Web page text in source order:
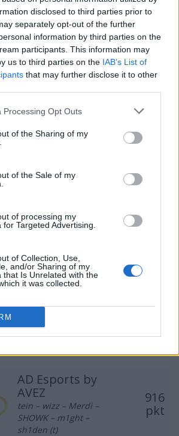
disclosed to third parties prior to
separately opt-out of the further
information by third parties on the
participants. This information may
us to third parties on the IAB’s List of
that may further disclose it to other
Processing Opt Outs
of the Sharing of my
of the Sale of my
of processing my
Targeted Advertising.
of Collection, Use,
and/or Sharing of my
that Is Unrelated with the
it was collected.
ponczek (t)
LODIS
oskarish – MTZ –
blacktear5 – AxEcHo –
mwlky
1284
pkt
Masi – tomuss – chaoss
– fokusss – dezz – wneQ
1199
Forsaken
Challengers
1085
Frontsiderr – Suonko –
baljs – slepy – sk1tt
michalek1006 – Gontar –
All3n – V0Light2k –
krzys22113 –
AD Esports by
AVEZ
tein – wizz – Merdi –
SHOWK – m1ght –
sh1den (t)
916
pkt